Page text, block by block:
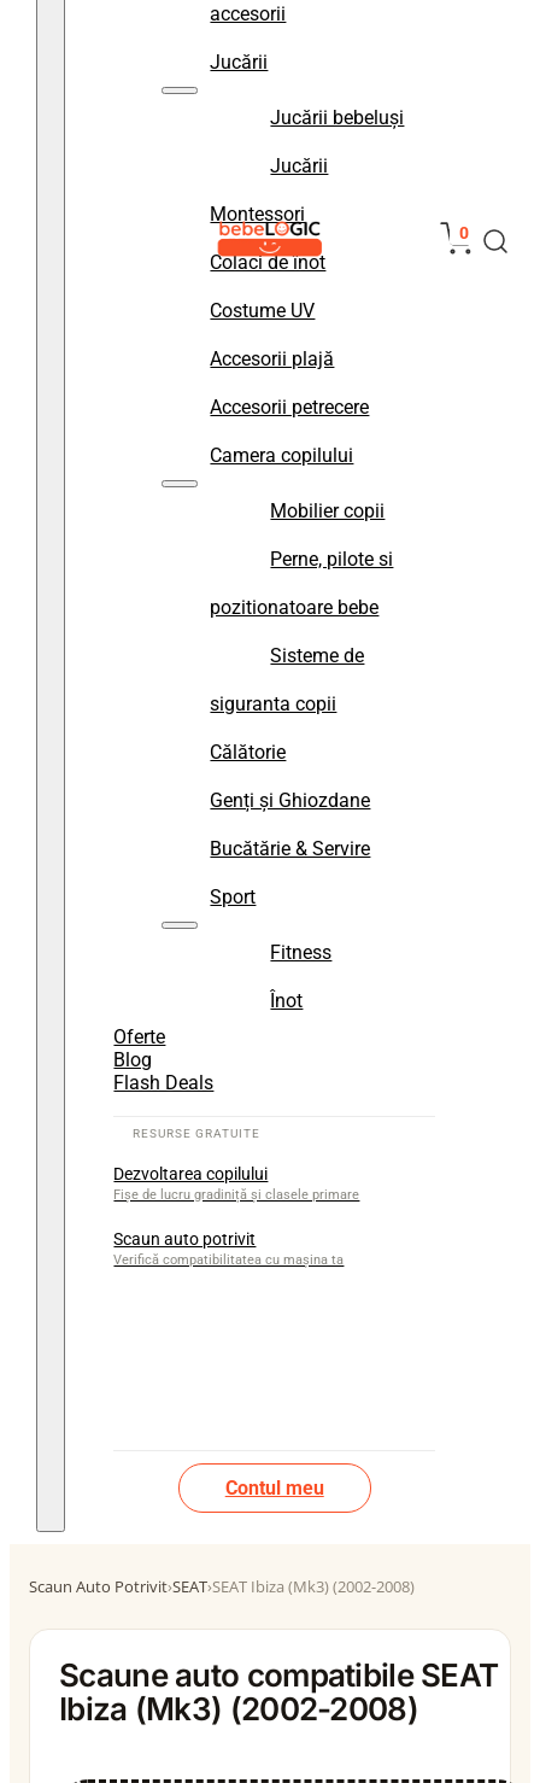
accesorii
Jucării
Jucării bebeluși
Jucării
Montessori
Colaci de înot
Costume UV
Accesorii plajă
Accesorii petrecere
Camera copilului
Mobilier copii
Perne, pilote si
pozitionatoare bebe
Sisteme de
siguranta copii
Călătorie
Genți și Ghiozdane
Bucătărie & Servire
Sport
Fitness
Înot
Oferte
Blog
Flash Deals
Dezvoltarea copilului
Fișe de lucru gradiniță și clasele primare
Scaun auto potrivit
Verifică compatibilitatea cu mașina ta
Contul meu
0
Scaun Auto Potrivit›SEAT›SEAT Ibiza (Mk3) (2002-2008)
Scaune auto compatibile SEAT
Ibiza (Mk3) (2002-2008)